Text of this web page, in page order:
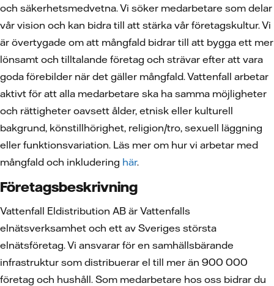
och säkerhetsmedvetna. Vi söker medarbetare som delar
vår vision och kan bidra till att stärka vår företagskultur. Vi
är övertygade om att mångfald bidrar till att bygga ett mer
lönsamt och tilltalande företag och strävar efter att vara
goda förebilder när det gäller mångfald. Vattenfall arbetar
aktivt för att alla medarbetare ska ha samma möjligheter
och rättigheter oavsett ålder, etnisk eller kulturell
bakgrund, könstillhörighet, religion/tro, sexuell läggning
eller funktionsvariation. Läs mer om hur vi arbetar med
mångfald och inkludering här.
Företagsbeskrivning
Vattenfall Eldistribution AB är Vattenfalls
elnätsverksamhet och ett av Sveriges största
elnätsföretag. Vi ansvarar för en samhällsbärande
infrastruktur som distribuerar el till mer än 900 000
företag och hushåll. Som medarbetare hos oss bidrar du